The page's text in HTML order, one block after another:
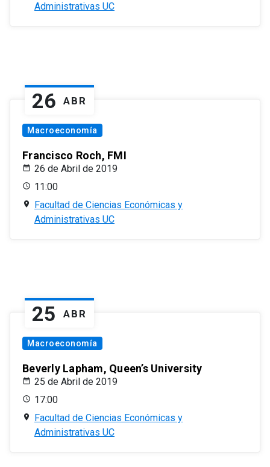
Administrativas UC
26 ABR
Macroeconomía
Francisco Roch, FMI
26 de Abril de 2019
11:00
Facultad de Ciencias Económicas y
Administrativas UC
25 ABR
Macroeconomía
Beverly Lapham, Queen’s University
25 de Abril de 2019
17:00
Facultad de Ciencias Económicas y
Administrativas UC